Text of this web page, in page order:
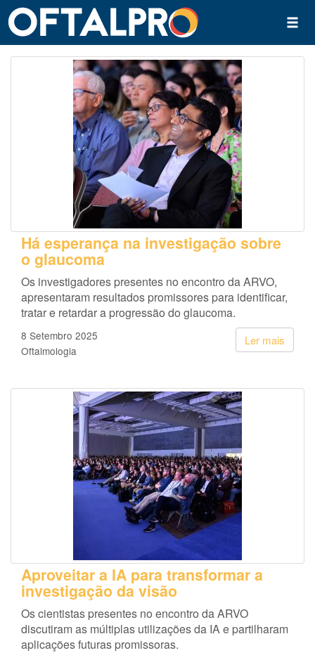
Há esperança na investigação sobre
o glaucoma
Os investigadores presentes no encontro da ARVO,
apresentaram resultados promissores para identificar,
tratar e retardar a progressão do glaucoma.
Ler mais
8 Setembro 2025
Oftalmologia
Aproveitar a IA para transformar a
investigação da visão
Os cientistas presentes no encontro da ARVO
discutiram as múltiplas utilizações da IA e partilharam
aplicações futuras promissoras.